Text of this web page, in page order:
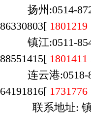
扬州:0514-
86330803[ 1801219
镇江:0511-
88551415[ 1801411
连云港:0518-
64191816[ 1731776
联系地址: 镇江